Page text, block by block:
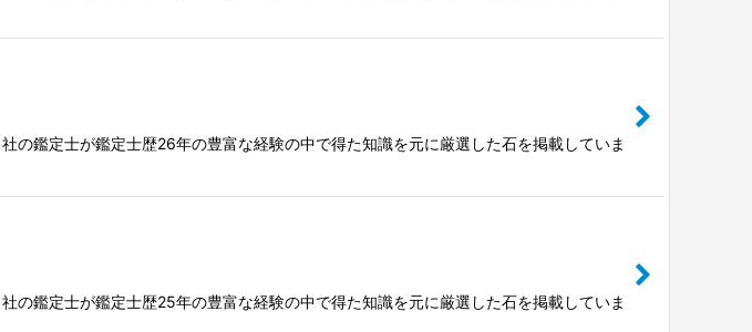
鑑定士が鑑定士歴26年の豊富な経験の中で得た知識を元に厳選した石を掲載していま
鑑定士が鑑定士歴25年の豊富な経験の中で得た知識を元に厳選した石を掲載していま